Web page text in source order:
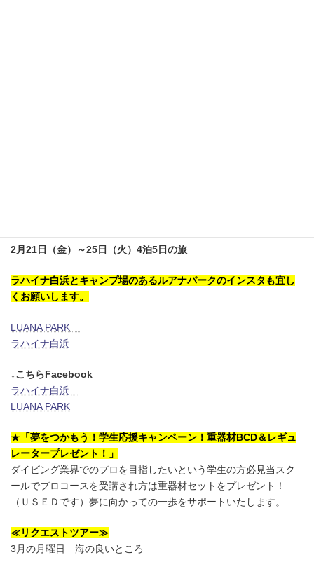
2月21日（金）～25日（火）4泊5日の旅
ラハイナ白浜とキャンプ場のあるルアナパークのインスタも宜し
くお願いします。
LUANA PARK
ラハイナ白浜
↓こちらFacebook
ラハイナ白浜
LUANA PARK
★ 「夢をつかもう！学生応援キャンペーン！重器材BCD＆レギュ
レータープレゼント！」
ダイビング業界でのプロを目指したいという学生の方必見当スク
ールでプロコースを受講され方は重器材セットをプレゼント！
（ＵＳＥＤです）夢に向かっての一歩をサポートいたします。
≪リクエストツアー≫
3月の月曜日 海の良いところ